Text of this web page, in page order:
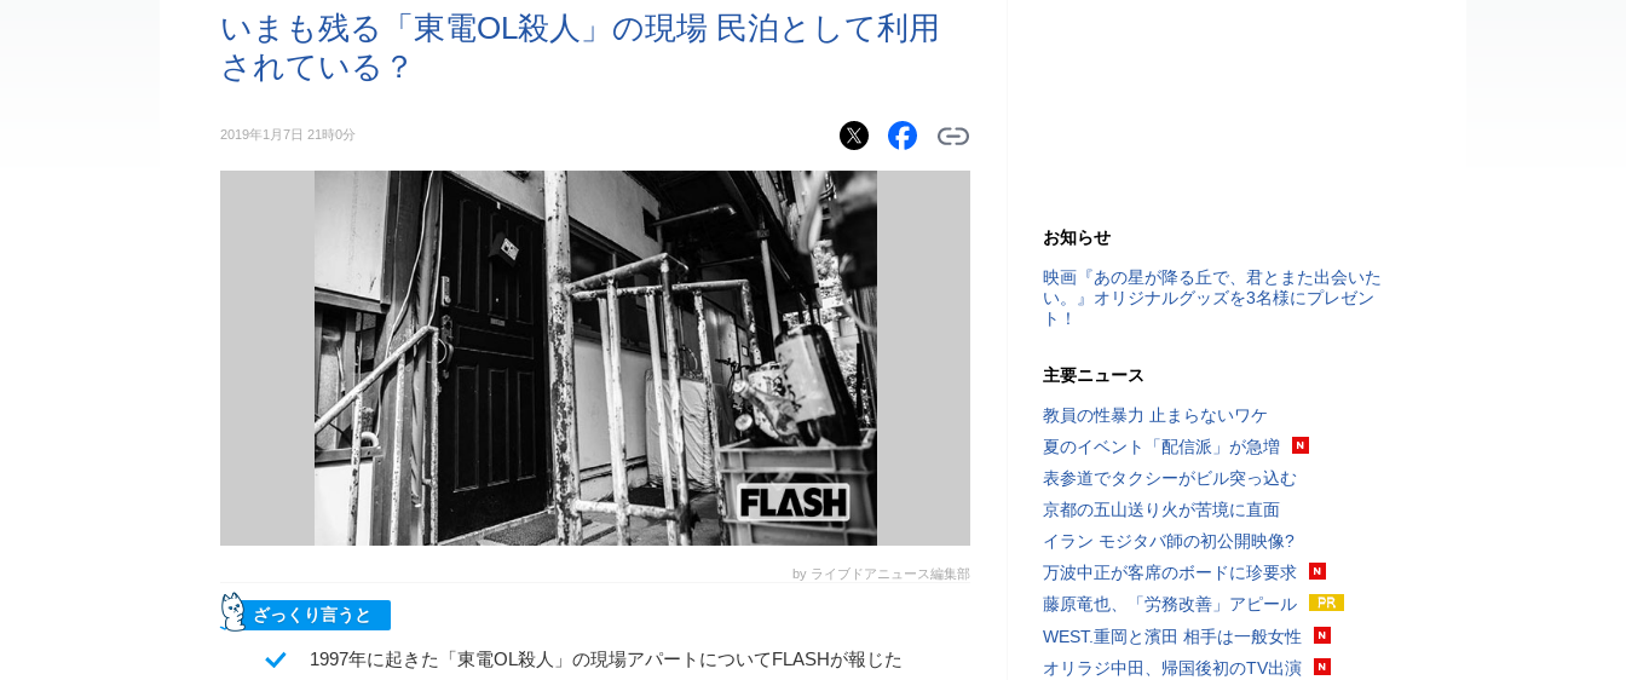
いまも残る「東電OL殺人」の現場 民泊として利用
されている？
2019年1月7日 21時0分
by ライブドアニュース編集部
ざっくり言うと
1997年に起きた「東電OL殺人」の現場アパートについてFLASHが報じた
お知らせ
映画『あの星が降る丘で、君とまた出会いた
い。』オリジナルグッズを3名様にプレゼン
ト！
主要ニュース
教員の性暴力 止まらないワケ
夏のイベント「配信派」が急増
表参道でタクシーがビル突っ込む
京都の五山送り火が苦境に直面
イラン モジタバ師の初公開映像?
万波中正が客席のボードに珍要求
藤原竜也、「労務改善」アピール
WEST.重岡と濱田 相手は一般女性
オリラジ中田、帰国後初のTV出演